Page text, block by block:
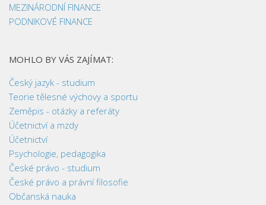
MEZINÁRODNÍ FINANCE
PODNIKOVÉ FINANCE
MOHLO BY VÁS ZAJÍMAT:
Český jazyk - studium
Teorie tělesné výchovy a sportu
Zeměpis - otázky a referáty
Účetnictví a mzdy
Účetnictví
Psychologie, pedagogika
České právo - studium
České právo a právní filosofie
Občanská nauka